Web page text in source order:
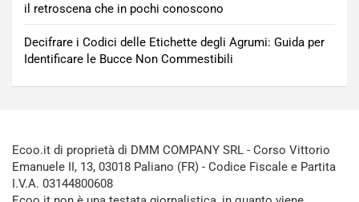
il retroscena che in pochi conoscono
Decifrare i Codici delle Etichette degli Agrumi: Guida per
Identificare le Bucce Non Commestibili
Ecoo.it di proprietà di DMM COMPANY SRL - Corso Vittorio
Emanuele II, 13, 03018 Paliano (FR) - Codice Fiscale e Partita
I.V.A. 03144800608